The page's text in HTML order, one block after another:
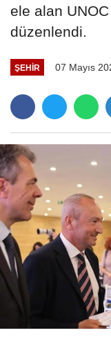
ele alan UNOC
düzenlendi.
ŞEHIR 07 Mayıs